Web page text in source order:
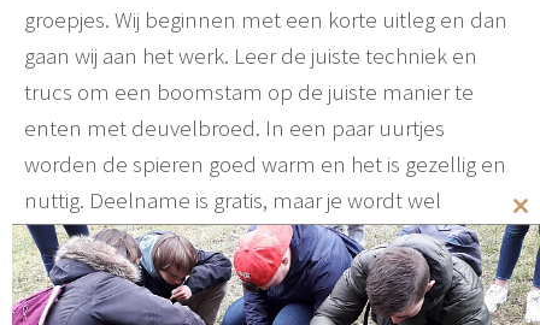
groepjes. Wij beginnen met een korte uitleg en dan
gaan wij aan het werk. Leer de juiste techniek en
trucs om een boomstam op de juiste manier te
enten met deuvelbroed. In een paar uurtjes
worden de spieren goed warm en het is gezellig en
nuttig. Deelname is gratis, maar je wordt wel
verwacht om hard te werken! Na afloop krijg je een
eigen geënte stam mee als dank voor jouw inzet.
Kinderen zijn welkom in overleg.